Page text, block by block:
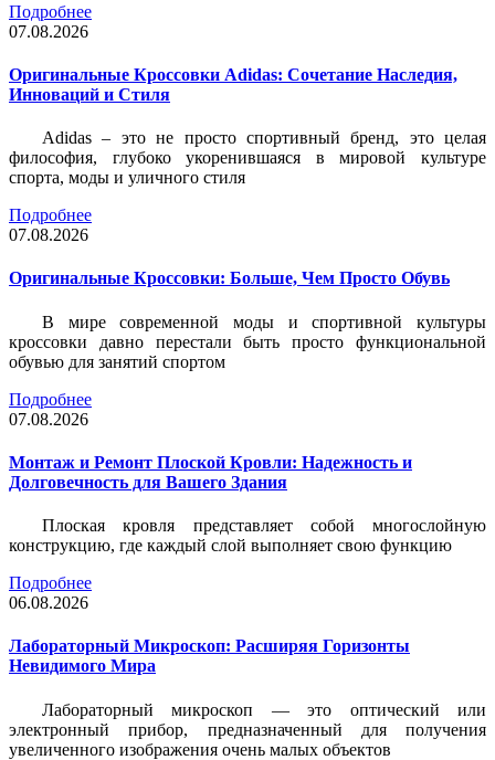
Подробнее
07.08.2026
Оригинальные Кроссовки Adidas: Сочетание Наследия,
Инноваций и Стиля
Adidas – это не просто спортивный бренд, это целая
философия, глубоко укоренившаяся в мировой культуре
спорта, моды и уличного стиля
Подробнее
07.08.2026
Оригинальные Кроссовки: Больше, Чем Просто Обувь
В мире современной моды и спортивной культуры
кроссовки давно перестали быть просто функциональной
обувью для занятий спортом
Подробнее
07.08.2026
Монтаж и Ремонт Плоской Кровли: Надежность и
Долговечность для Вашего Здания
Плоская кровля представляет собой многослойную
конструкцию, где каждый слой выполняет свою функцию
Подробнее
06.08.2026
Лабораторный Микроскоп: Расширяя Горизонты
Невидимого Мира
Лабораторный микроскоп — это оптический или
электронный прибор, предназначенный для получения
увеличенного изображения очень малых объектов